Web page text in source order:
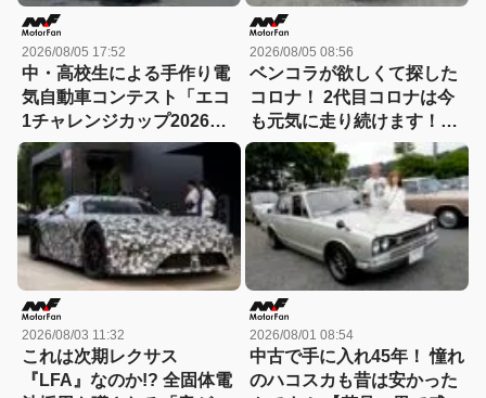
2026/08/05 17:52
中・高校生による手作り電
気自動車コンテスト「エコ
1チャレンジカップ2026」
が8月22日に開催！
2026/08/05 08:56
ベンコラが欲しくて探した
コロナ！ 2代目コロナは今
も元気に走り続けます！
【花見の里で感謝の集いや
ります！】
2026/08/03 11:32
これは次期レクサス
『LFA』なのか!? 全固体電
2026/08/01 08:54
中古で手に入れ45年！ 憧れ
のハコスカも昔は安かった